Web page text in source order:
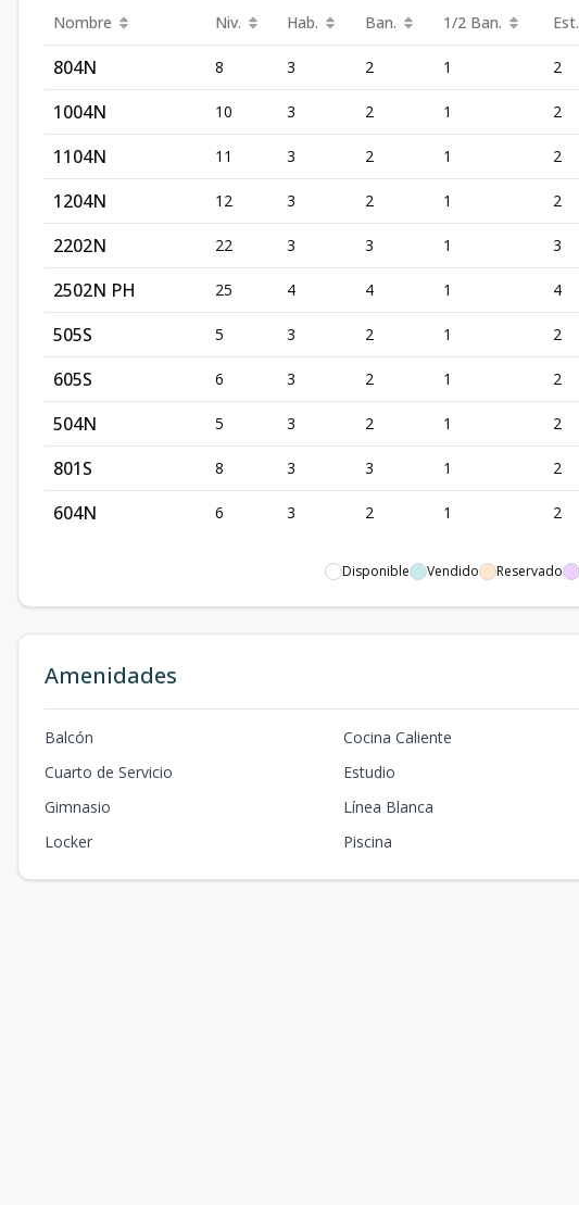
Nombre Niv. Hab. Ban. 1/2 Ban. Est.
804N 8 3 2 1 2
1004N 10 3 2 1 2
1104N 11 3 2 1 2
1204N 12 3 2 1 2
2202N 22 3 3 1 3
2502N PH 25 4 4 1 4
505S 5 3 2 1 2
605S 6 3 2 1 2
504N 5 3 2 1 2
801S 8 3 3 1 2
604N 6 3 2 1 2
Disponible Vendido Reservado
Amenidades
Balcón Cocina Caliente
Cuarto de Servicio
Estudio
Gimnasio
Línea Blanca
Locker
Piscina